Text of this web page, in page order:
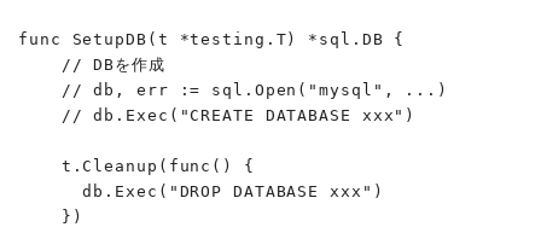
func SetupDB(t *testing.T) *sql.DB {
    // DBを作成
    // db, err := sql.Open("mysql", ...)
    // db.Exec("CREATE DATABASE xxx")
    t.Cleanup(func() {
      db.Exec("DROP DATABASE xxx")
    })